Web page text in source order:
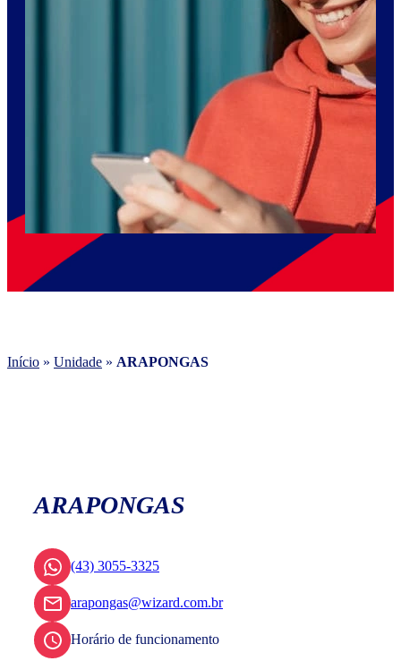
Início » Unidade » ARAPONGAS
ARAPONGAS
(43) 3055-3325
arapongas@wizard.com.br
Horário de funcionamento